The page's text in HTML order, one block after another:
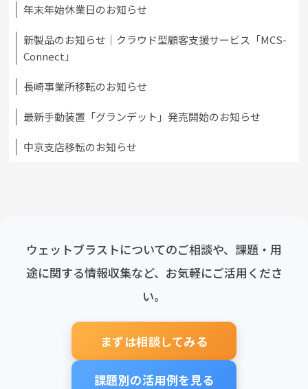
年末年始休業日のお知らせ
新製品のお知らせ｜クラウド型顧客支援サービス「MCS-
Connect」
長崎事業所移転のお知らせ
最新手動装置「グランデット」発売開始のお知らせ
中京支店移転のお知らせ
ウェットブラストについてのご相談や、課題・用
途に関する情報収集など、お気軽にご活用くださ
い。
まずは相談してみる
課題別の活用例を見る